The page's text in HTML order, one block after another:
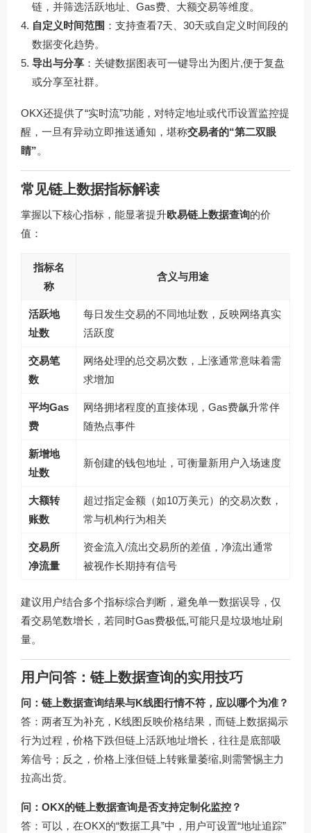
链，并筛选活跃地址、Gas费、大额交易等维度。
自定义时间范围 ：支持查看7天、30天或自定义时间段的
数据变化趋势。
导出与分享 ：关键数据图表可一键导出为图片,便于复盘
或分享至社群。
OKX还提供了“实时流”功能，对特定地址或代币设置监控提
醒，一旦有异动立即推送通知，堪称交易者的“第二双眼
睛”。
常见链上数据指标解读
掌握以下核心指标，能显著提升欧易链上数据查询的价
值：
指标名
称
含义与用途
活跃地
址数
每日发生交易的不同地址数，反映网络真实
活跃度
交易笔
数
网络处理的总交易次数，上涨通常意味着需
求增加
平均Gas
费
网络拥堵程度的直接体现，Gas费飙升常伴
随热点事件
新增地
址数
新创建的钱包地址，可衡量新用户入场速度
大额转
账数
超过指定金额（如10万美元）的交易次数，
常与机构行为相关
交易所
净流量
资金流入/流出交易所的差值，净流出通常
被视作长期持有信号
建议用户结合多个指标综合判断，避免单一数据误导，仅
看交易笔数增长，若同时Gas费极低,可能只是垃圾地址刷
量。
用户问答：链上数据查询的实用技巧
问：链上数据查询结果与K线图行情不符，应以哪个为准？
答：两者互为补充，K线图反映价格结果，而链上数据揭示
行为过程，价格下跌但链上活跃地址增长，往往是底部吸
筹信号；反之，价格上涨但链上转账量萎缩,则需警惕主力
拉高出货。
问：OKX的链上数据查询是否支持定制化监控？
答：可以，在OKX的“数据工具”中，用户可设置“地址追踪”